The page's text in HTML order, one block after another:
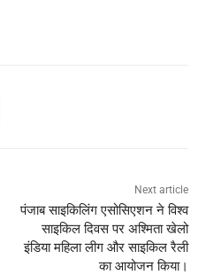
Next article
पंजाब साइकिलिंग एसोसिएशन ने विश्व
साइकिल दिवस पर अश्मिता खेलो
इंडिया महिला लीग और साइकिल रैली
का आयोजन किया।